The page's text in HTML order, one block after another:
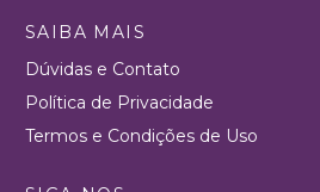
SAIBA MAIS
Dúvidas e Contato
Política de Privacidade
Termos e Condições de Uso